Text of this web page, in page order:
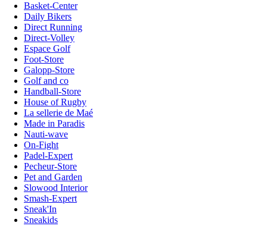
Basket-Center
Daily Bikers
Direct Running
Direct-Volley
Espace Golf
Foot-Store
Galopp-Store
Golf and co
Handball-Store
House of Rugby
La sellerie de Maé
Made in Paradis
Nauti-wave
On-Fight
Padel-Expert
Pecheur-Store
Pet and Garden
Slowood Interior
Smash-Expert
Sneak'In
Sneakids